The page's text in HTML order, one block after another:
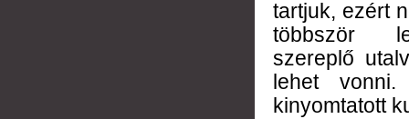
tartjuk, ezért
többször
szereplő
lehet
kinyomtatott